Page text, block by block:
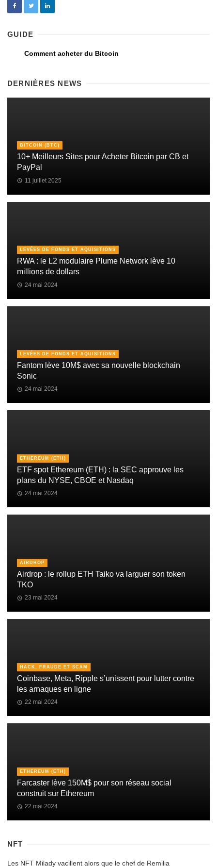
GUIDE
Comment acheter du Bitcoin
DERNIÈRES NEWS
BITCOIN (BTC)
10+ Meilleurs Sites pour Acheter Bitcoin par CB et
PayPal
11 juillet 2025
LEVÉES DE FONDS ET AQUISITIONS
RWA : le L2 modulaire Plume Network lève 10
millions de dollars
24 mai 2024
LEVÉES DE FONDS ET AQUISITIONS
Fantom lève 10M$ avec sa nouvelle blockchain
Sonic
24 mai 2024
ETHEREUM (ETH)
ETF spot Ethereum (ETH) : la SEC approuve les
plans du NYSE, CBOE et Nasdaq
24 mai 2024
AIRDROP
Airdrop : le rollup ETH Taiko va larguer son token
TKO
23 mai 2024
HACK, FRAUDE ET SCAM
Coinbase, Meta, Ripple s’unissent pour lutter contre
les arnaques en ligne
22 mai 2024
ETHEREUM (ETH)
Farcaster lève 150M$ pour son réseau social
construit sur Ethereum
22 mai 2024
NFT
Les NFT Milady vacillent alors que le chef de Remilia